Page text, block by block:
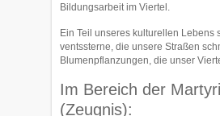
Bil­dungsarbeit im Viertel.
Ein Teil unseres kulturellen Lebens
ventssterne, die un­sere Straßen
Blumenpflan­zungen, die unser
Im Bereich der
(Zeugnis):